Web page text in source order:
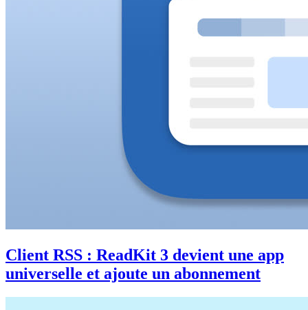
Client RSS : ReadKit 3 devient une app
universelle et ajoute un abonnement